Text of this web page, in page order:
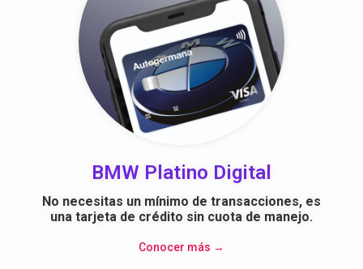
BMW Platino Digital
No necesitas un mínimo de transacciones, es
una tarjeta de crédito sin cuota de manejo.
Conocer más →